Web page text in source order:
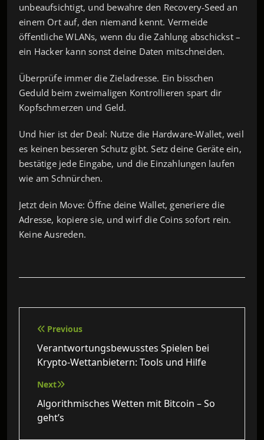
unbeaufsichtigt, und bewahre den Recovery‑Seed an
einem Ort auf, den niemand kennt. Vermeide
öffentliche WLANs, wenn du die Zahlung abschickst –
ein Hacker kann sonst deine Daten mitschneiden.
Überprüfe immer die Zieladresse. Ein bisschen
Geduld beim zweimaligen Kontrollieren spart dir
Kopfschmerzen und Geld.
Und hier ist der Deal: Nutze die Hardware‑Wallet, weil
es keinen besseren Schutz gibt. Setz deine Geräte ein,
bestätige jede Eingabe, und die Einzahlungen laufen
wie am Schnürchen.
Jetzt dein Move: Öffne deine Wallet, generiere die
Adresse, kopiere sie, und wirf die Coins sofort rein.
Keine Ausreden.
Beitragsnavigation
Previous
Verantwortungsbewusstes Spielen bei
Krypto‑Wettanbietern: Tools und Hilfe
Next
Algorithmisches Wetten mit Bitcoin – So
geht’s